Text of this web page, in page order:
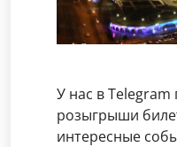
У нас в
розыгрыши
интересные